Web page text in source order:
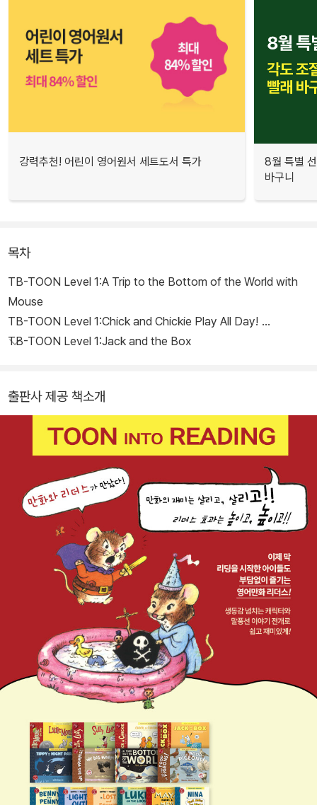
강력추천! 어린이 영어원서 세트도서 특가
8월 특별
바구니
목차
TB-TOON Level 1:A Trip to the Bottom of the World with
Mouse
TB-TOON Level 1:Chick and Chickie Play All Day!
TB-TOON Level 1:Jack and the Box
출판사 제공 책소개